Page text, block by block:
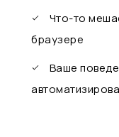
Что-то
браузере
Ваше